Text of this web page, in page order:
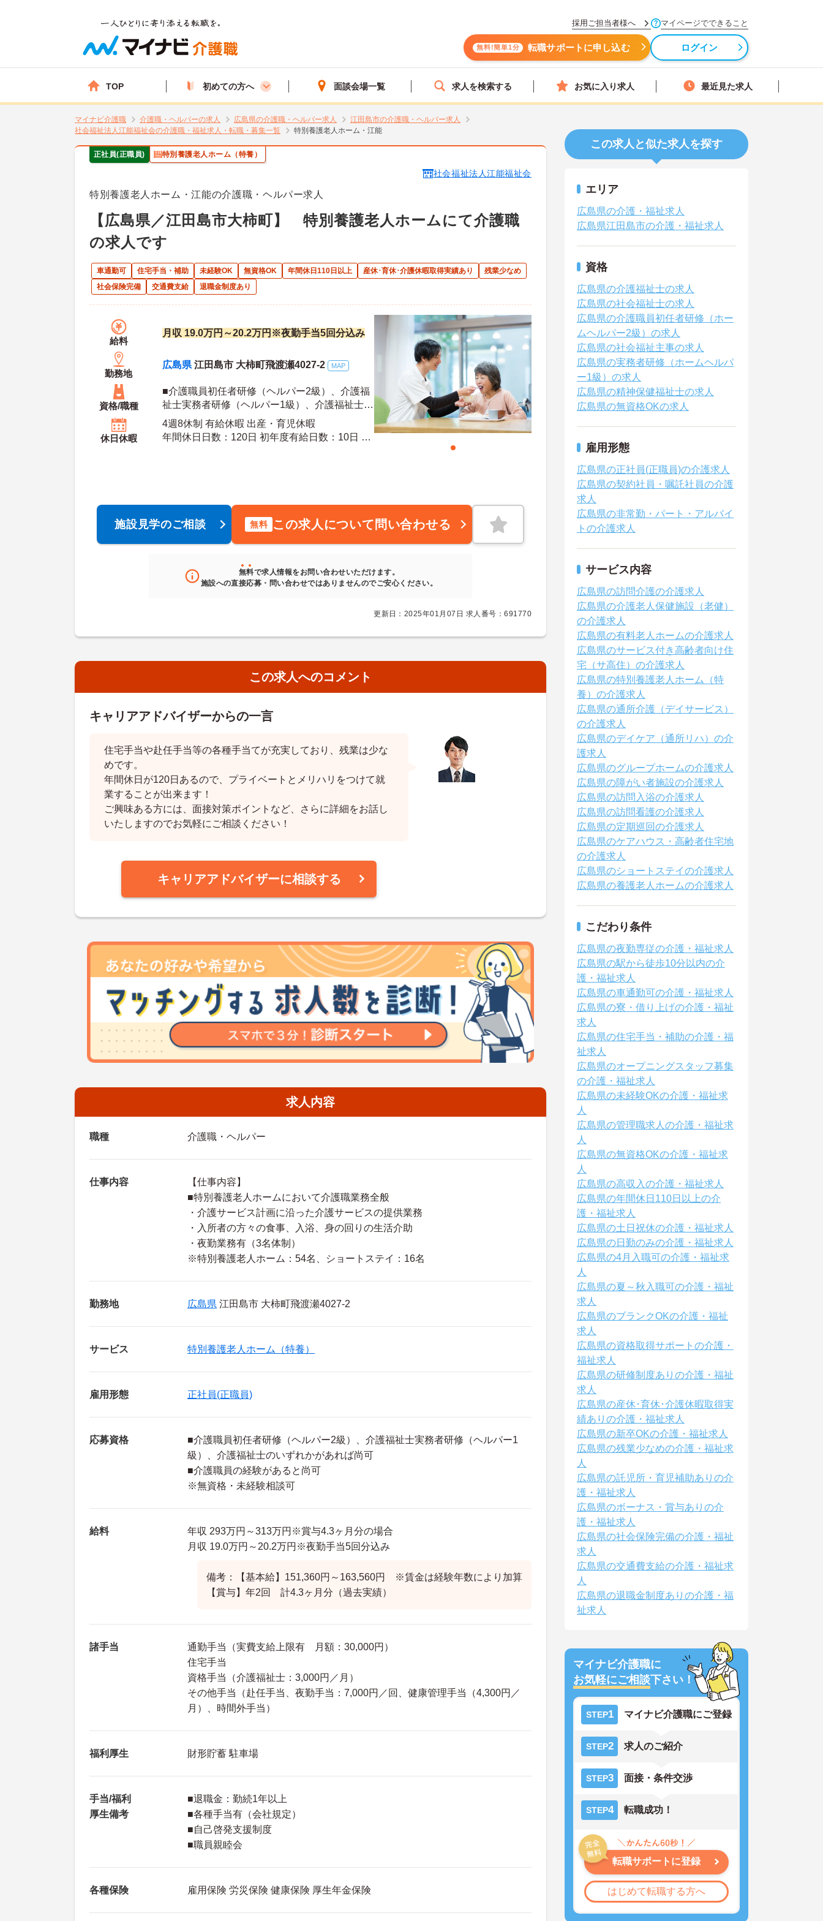
採用ご担当者様へ マイページでできること
無料!簡単1分 転職サポートに申し込む ログイン
TOP 初めての方へ 面談会場一覧 求人を検索する お気に入り求人 最近見た求人
マイナビ介護職 介護職・ヘルパーの求人 広島県の介護職・ヘルパー求人
江田島市の介護職・ヘルパー求人
社会福祉法人江能福祉会の介護職・福祉求人・転職・募集一覧
特別養護老人ホーム・江能
正社員(正職員) 特別養護老人ホーム（特養）
社会福祉法人江能福祉会
特別養護老人ホーム・江能の介護職・ヘルパー求人
【広島県／江田島市大柿町】 特別養護老人ホームにて介護職
の求人です
車通勤可 住宅手当・補助 未経験OK 無資格OK 年間休日110日以上 産休･育休･介護休暇取得実績あり
残業少なめ
社会保険完備
交通費支給 退職金制度あり
給料
月収 19.0万円～20.2万円※夜勤手当5回分込み
勤務地
広島県 江田島市 大柿町飛渡瀬4027-2 MAP
資格/職種
■介護職員初任者研修（ヘルパー2級）、介護福
祉士実務者研修（ヘルパー1級）、介護福祉士の
いずれかがあれば尚可 ■介護職員の経験がある
と尚可 ※無資格・未経験相談可
休日休暇
4週8休制 有給休暇 出産・育児休暇
年間休日日数：120日 初年度有給日数：10日 最
施設見学のご相談 無料 この求人について問い合わせる
無料で求人情報をお問い合わせいただけます。
施設への直接応募・問い合わせではありませんのでご安心ください。
更新日：2025年01月07日 求人番号：691770
この求人へのコメント
キャリアアドバイザーからの一言
住宅手当や赴任手当等の各種手当てが充実しており、残業は少な
めです。
年間休日が120日あるので、プライベートとメリハリをつけて就
業することが出来ます！
ご興味ある方には、面接対策ポイントなど、さらに詳細をお話し
いたしますのでお気軽にご相談ください！
キャリアアドバイザーに相談する
求人内容
職種 介護職・ヘルパー
仕事内容
【仕事内容】
■特別養護老人ホームにおいて介護職業務全般
・介護サービス計画に沿った介護サービスの提供業務
・入所者の方々の食事、入浴、身の回りの生活介助
・夜勤業務有（3名体制）
※特別養護老人ホーム：54名、ショートステイ：16名
勤務地 広島県 江田島市 大柿町飛渡瀬4027-2
サービス 特別養護老人ホーム（特養）
雇用形態 正社員(正職員)
応募資格
■介護職員初任者研修（ヘルパー2級）、介護福祉士実務者研修（ヘルパー1
級）、介護福祉士のいずれかがあれば尚可
■介護職員の経験があると尚可
※無資格・未経験相談可
給料
年収 293万円～313万円※賞与4.3ヶ月分の場合
月収 19.0万円～20.2万円※夜勤手当5回分込み
備考：【基本給】151,360円～163,560円 ※賃金は経験年数により加算
【賞与】年2回 計4.3ヶ月分（過去実績）
諸手当
通勤手当（実費支給上限有 月額：30,000円）
住宅手当
資格手当（介護福祉士：3,000円／月）
その他手当（赴任手当、夜勤手当：7,000円／回、健康管理手当（4,300円／
月）、時間外手当）
福利厚生 財形貯蓄 駐車場
手当/福利
厚生備考
■退職金：勤続1年以上
■各種手当有（会社規定）
■自己啓発支援制度
■職員親睦会
各種保険 雇用保険 労災保険 健康保険 厚生年金保険
この求人と似た求人を探す
エリア
広島県の介護・福祉求人
広島県江田島市の介護・福祉求人
資格
広島県の介護福祉士の求人
広島県の社会福祉士の求人
広島県の介護職員初任者研修（ホー
ムヘルパー2級）の求人
広島県の社会福祉主事の求人
広島県の実務者研修（ホームヘルパ
ー1級）の求人
広島県の精神保健福祉士の求人
広島県の無資格OKの求人
雇用形態
広島県の正社員(正職員)の介護求人
広島県の契約社員・嘱託社員の介護
求人
広島県の非常勤・パート・アルバイ
トの介護求人
サービス内容
広島県の訪問介護の介護求人
広島県の介護老人保健施設（老健）
の介護求人
広島県の有料老人ホームの介護求人
広島県のサービス付き高齢者向け住
宅（サ高住）の介護求人
広島県の特別養護老人ホーム（特
養）の介護求人
広島県の通所介護（デイサービス）
の介護求人
広島県のデイケア（通所リハ）の介
護求人
広島県のグループホームの介護求人
広島県の障がい者施設の介護求人
広島県の訪問入浴の介護求人
広島県の訪問看護の介護求人
広島県の定期巡回の介護求人
広島県のケアハウス・高齢者住宅地
の介護求人
広島県のショートステイの介護求人
広島県の養護老人ホームの介護求人
こだわり条件
広島県の夜勤専従の介護・福祉求人
広島県の駅から徒歩10分以内の介
護・福祉求人
広島県の車通勤可の介護・福祉求人
広島県の寮・借り上げの介護・福祉
求人
広島県の住宅手当・補助の介護・福
祉求人
広島県のオープニングスタッフ募集
の介護・福祉求人
広島県の未経験OKの介護・福祉求
人
広島県の管理職求人の介護・福祉求
人
広島県の無資格OKの介護・福祉求
人
広島県の高収入の介護・福祉求人
広島県の年間休日110日以上の介
護・福祉求人
広島県の土日祝休の介護・福祉求人
広島県の日勤のみの介護・福祉求人
広島県の4月入職可の介護・福祉求
人
広島県の夏～秋入職可の介護・福祉
求人
広島県のブランクOKの介護・福祉
求人
広島県の資格取得サポートの介護・
福祉求人
広島県の研修制度ありの介護・福祉
求人
広島県の産休･育休･介護休暇取得実
績ありの介護・福祉求人
広島県の新卒OKの介護・福祉求人
広島県の残業少なめの介護・福祉求
人
広島県の託児所・育児補助ありの介
護・福祉求人
広島県のボーナス・賞与ありの介
護・福祉求人
広島県の社会保険完備の介護・福祉
求人
広島県の交通費支給の介護・福祉求
人
広島県の退職金制度ありの介護・福
祉求人
マイナビ介護職に
お気軽にご相談下さい！
STEP1 マイナビ介護職にご登録
STEP2 求人のご紹介
STEP3 面接・条件交渉
STEP4 転職成功！
転職サポートに登録
はじめて転職する方へ